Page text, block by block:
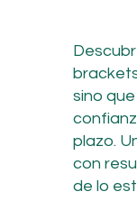
sino
plazo.
con
de lo